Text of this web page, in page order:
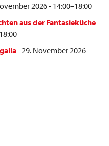
2026 - 14:00–18:00
aus der Fantasieküche
- 29. November 2026 -